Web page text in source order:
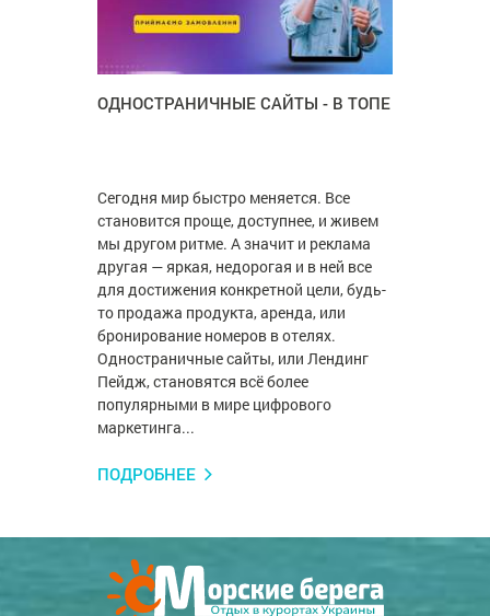
ОДНОСТРАНИЧНЫЕ САЙТЫ - В ТОПЕ
Сегодня мир быстро меняется. Все
становится проще, доступнее, и живем
мы другом ритме. А значит и реклама
другая — яркая, недорогая и в ней все
для достижения конкретной цели, будь-
то продажа продукта, аренда, или
бронирование номеров в отелях.
Одностраничные сайты, или Лендинг
Пейдж, становятся всё более
популярными в мире цифрового
маркетинга...
ПОДРОБНЕЕ